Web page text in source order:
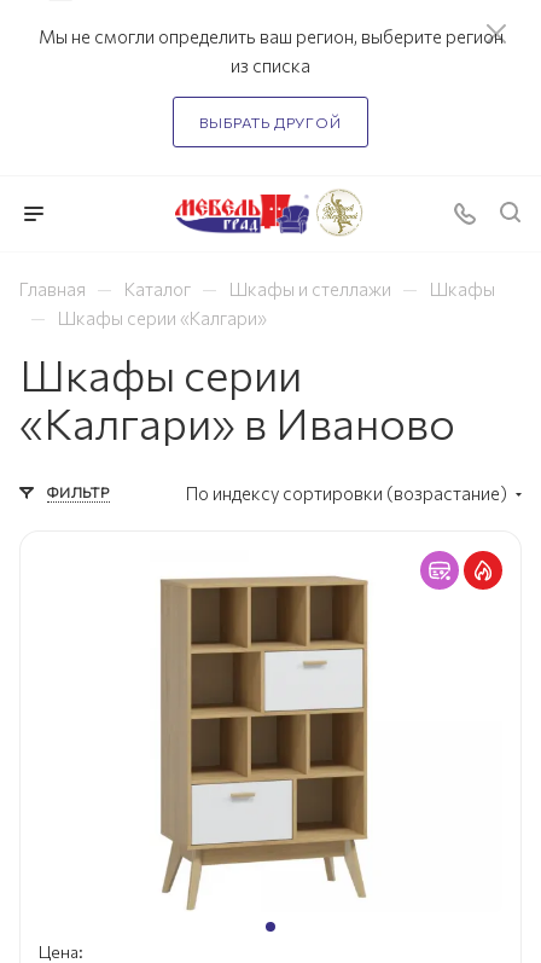
Мы не смогли определить ваш регион, выберите регион
из списка
ВЫБРАТЬ ДРУГОЙ
Главная — Каталог — Шкафы и стеллажи — Шкафы
— Шкафы серии «Калгари»
Шкафы серии
«Калгари» в Иваново
ФИЛЬТР По индексу сортировки (возрастание)
Цена: